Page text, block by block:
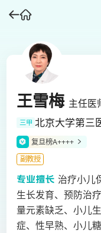
王雪梅 主任医
三甲 北京大学第三
复旦榜A++++
副教授
治疗小儿
生长发育、预防治
量元素缺乏、小儿
症、性早熟、小儿